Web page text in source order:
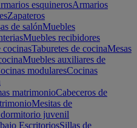
esquinerosArmarios
Zapateros
de salónMuebles
Muebles recibidores
cocinasTaburetes de cocinaMesas
Muebles auxiliares de
modularesCocinas
matrimonioCabeceros de
Mesitas de
juvenil
EscritoriosSillas de